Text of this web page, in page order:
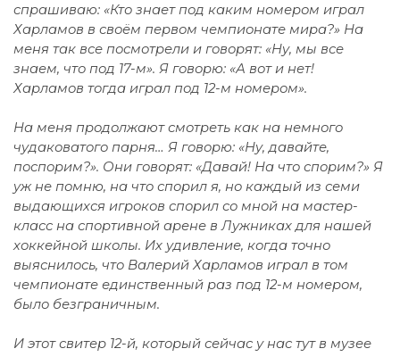
спрашиваю: «Кто знает под каким номером играл
Харламов в своём первом чемпионате мира?» На
меня так все посмотрели и говорят: «Ну, мы все
знаем, что под 17-м». Я говорю: «А вот и нет!
Харламов тогда играл под 12-м номером».
На меня продолжают смотреть как на немного
чудаковатого парня… Я говорю: «Ну, давайте,
поспорим?». Они говорят: «Давай! На что спорим?» Я
уж не помню, на что спорил я, но каждый из семи
выдающихся игроков спорил со мной на мастер-
класс на спортивной арене в Лужниках для нашей
хоккейной школы. Их удивление, когда точно
выяснилось, что Валерий Харламов играл в том
чемпионате единственный раз под 12-м номером,
было безграничным.
И этот свитер 12-й, который сейчас у нас тут в музее